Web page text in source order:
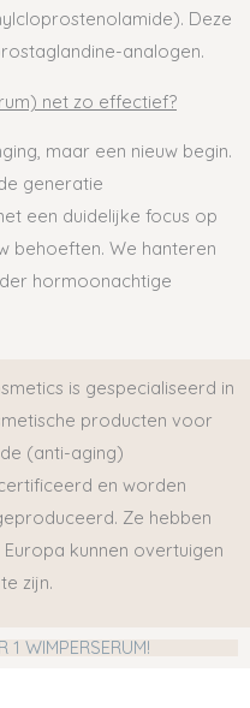
Deze
analogen.
net zo effectief?
maar een nieuw begin.
generatie
een duidelijke focus op
behoeften. We hanteren
hormoonachtige
is gespecialiseerd in
producten voor
(anti-aging)
en worden
Ze hebben
kunnen overtuigen
zijn.
1 WIMPERSERUM!